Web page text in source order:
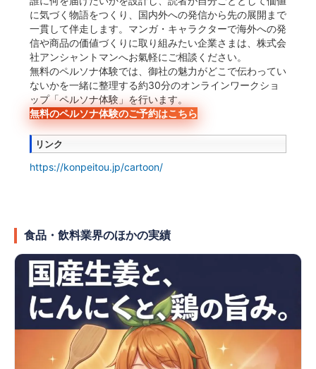
に気づく物語をつくり、国内外への発信から先の展開まで
一貫して伴走します。マンガ・キャラクターで海外への発
信や商品の価値づくりに取り組みたい企業さまは、株式会
社アンシャントマンへお氣軽にご相談ください。
無料のペルソナ体験では、御社の魅力がどこで伝わってい
ないかを一緒に整理する約30分のオンラインワークショ
ップ「ペルソナ体験」を行います。
無料のペルソナ体験のご予約はこちら
リンク
https://konpeitou.jp/cartoon/
食品・飲料業界のほかの実績